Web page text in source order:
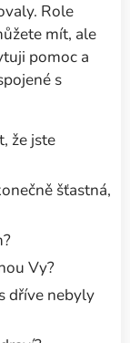
Role
mít, ale
pomoc a
s
že jste
šťastná,
Vy?
dříve nebyly